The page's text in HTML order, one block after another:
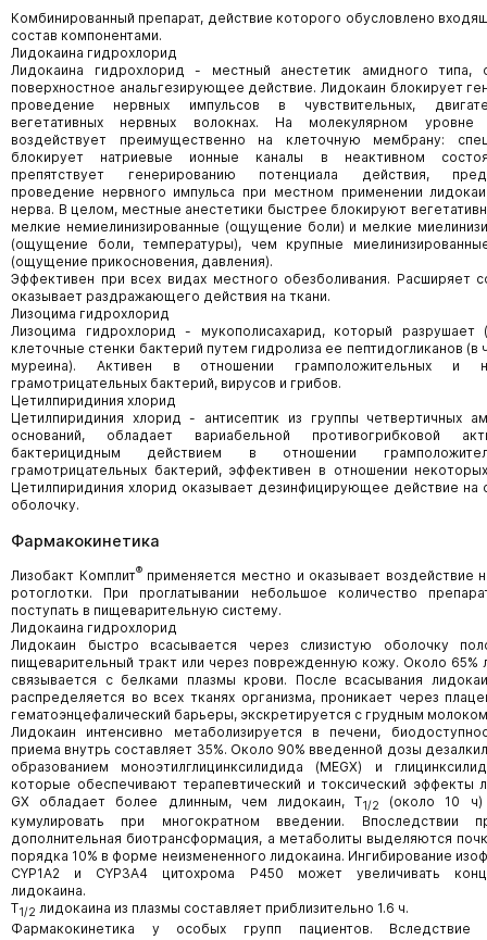
Комбинированный препарат, действие которого обусловлено
состав компонентами.
Лидокаина гидрохлорид
Лидокаина гидрохлорид - местный анестетик амидного типа,
поверхностное анальгезирующее действие. Лидокаин блокирует
проведение нервных импульсов в чувствительных,
вегетативных нервных волокнах. На молекулярном уровне
воздействует преимущественно на клеточную мембрану:
блокирует натриевые ионные каналы в неактивном
препятствует генерированию потенциала действия,
проведение нервного импульса при местном применении
нерва. В целом, местные анестетики быстрее блокируют
мелкие немиелинизированные (ощущение боли) и мелкие
(ощущение боли, температуры), чем крупные
(ощущение прикосновения, давления).
Эффективен при всех видах местного обезболивания. Расширяет
оказывает раздражающего действия на ткани.
Лизоцима гидрохлорид
Лизоцима гидрохлорид - мукополисахарид, который разрушает
клеточные стенки бактерий путем гидролиза ее пептидогликанов (в
муреина). Активен в отношении грамположительных и
грамотрицательных бактерий, вирусов и грибов.
Цетилпиридиния хлорид
Цетилпиридиния хлорид - антисептик из группы четвертичных
оснований, обладает вариабельной противогрибковой
бактерицидным действием в отношении
грамотрицательных бактерий, эффективен в отношении
Цетилпиридиния хлорид оказывает дезинфицирующее действие на
оболочку.
Фармакокинетика
Лизобакт Комплит®применяется местно и оказывает воздействие
ротоглотки. При проглатывании небольшое количество
поступать в пищеварительную систему.
Лидокаина гидрохлорид
Лидокаин быстро всасывается через слизистую оболочку
пищеварительный тракт или через поврежденную кожу. Около 65%
связывается с белками плазмы крови. После всасывания
распределяется во всех тканях организма, проникает через
гематоэнцефалический барьеры, экскретируется с грудным
Лидокаин интенсивно метаболизируется в печени,
приема внутрь составляет 35%. Около 90% введенной дозы
образованием моноэтилглицинксилидида (MEGX) и
которые обеспечивают терапевтический и токсический эффекты
GX обладает более длинным, чем лидокаин, Т1/2
(около 10
кумулировать при многократном введении. Впоследствии
дополнительная биотрансформация, а метаболиты выделяются
порядка 10% в форме неизмененного лидокаина. Ингибирование
CYP1A2 и CYP3A4 цитохрома Р450 может увеличивать
лидокаина.
Т1/2 лидокаина из плазмы составляет приблизительно 1.6 ч.
Фармакокинетика у особых групп пациентов. Вследствие